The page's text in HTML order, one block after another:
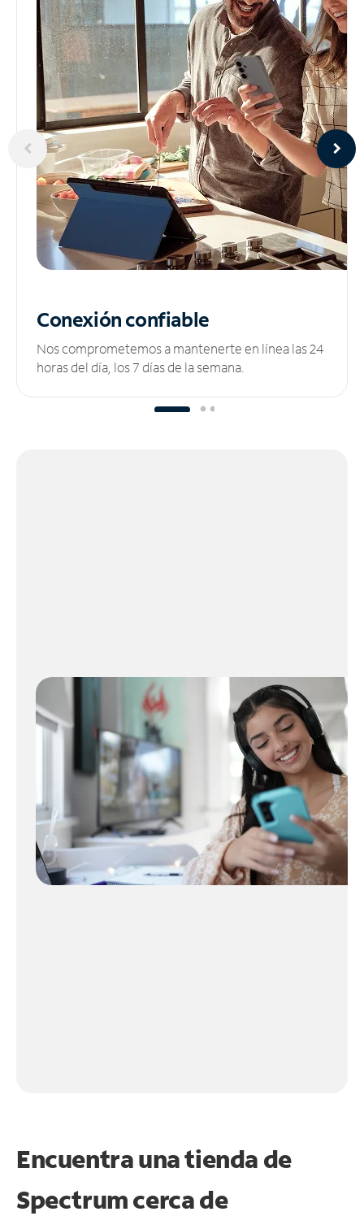
Conexión confiable
Nos comprometemos a mantenerte en línea las 24
horas del día, los 7 días de la semana.
Encuentra una tienda de
Spectrumcerca de